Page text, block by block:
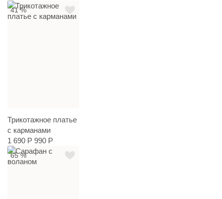
41 %
Трикотажное платье
с карманами
1 690 Р 990 Р
65 %